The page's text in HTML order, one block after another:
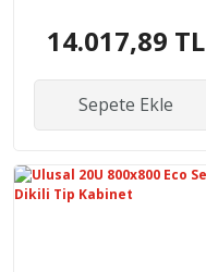
14.017,89 TL
Sepete Ekle